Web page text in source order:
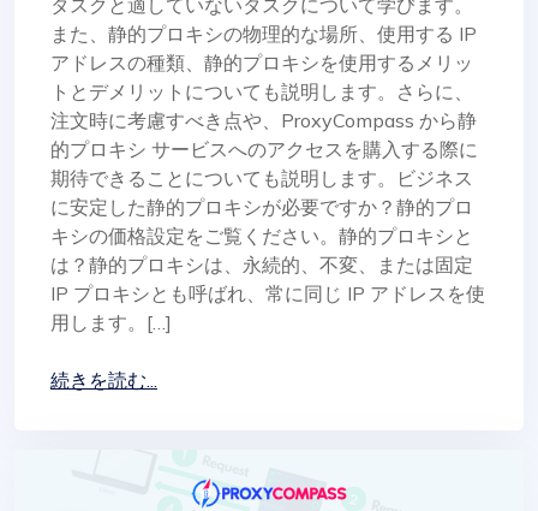
また、静的プロキシの物理的な場所、使用する IP
アドレスの種類、静的プロキシを使用するメリッ
トとデメリットについても説明します。さらに、
注文時に考慮すべき点や、ProxyCompass から静
的プロキシ サービスへのアクセスを購入する際に
期待できることについても説明します。ビジネス
に安定した静的プロキシが必要ですか？静的プロ
キシの価格設定をご覧ください。静的プロキシと
は？静的プロキシは、永続的、不変、または固定
IP プロキシとも呼ばれ、常に同じ IP アドレスを使
用します。[…]
続きを読む...